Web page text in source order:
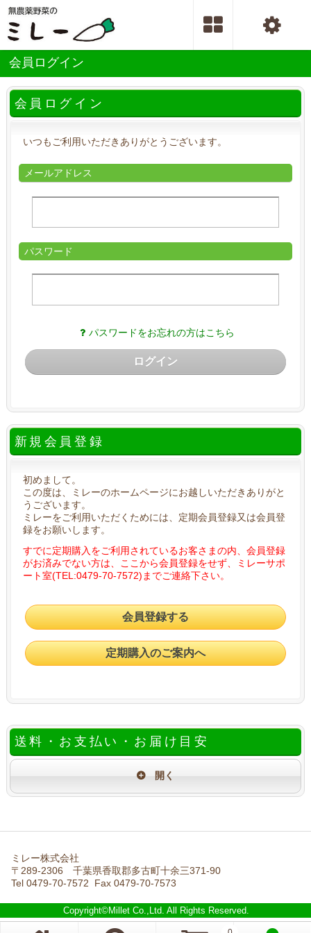
会員ログイン
会員ログイン
いつもご利用いただきありがとうございます。
メールアドレス
パスワード
パスワードをお忘れの方はこちら
ログイン
新規会員登録
初めまして。
この度は、ミレーのホームページにお越しいただきありがと
うございます。
ミレーをご利用いただくためには、定期会員登録又は会員登
録をお願いします。
すでに定期購入をご利用されているお客さまの内、会員登録
がお済みでない方は、ここから会員登録をせず、ミレーサポ
ート室(TEL:0479-70-7572)までご連絡下さい。
会員登録する
定期購入のご案内へ
送料・お支払い・お届け目安
ミレー株式会社
〒289-2306 千葉県香取郡多古町十余三371-90
Tel 0479-70-7572 Fax 0479-70-7573
Copyright©Millet Co.,Ltd. All Rights Reserved.